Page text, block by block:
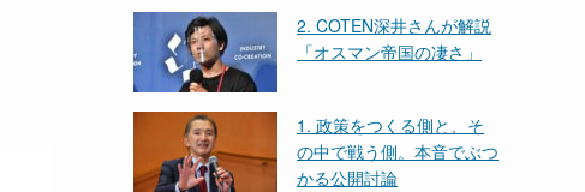
2. COTEN深井さんが解説
「オスマン帝国の凄さ」
1. 政策をつくる側と、そ
の中で戦う側。本音でぶつ
かる公開討論